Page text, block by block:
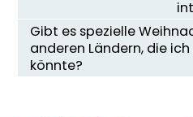
Gibt es spezielle
anderen Ländern, die
könnte?